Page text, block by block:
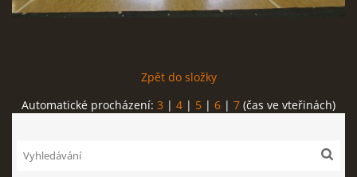
Zpět do složky
Automatické procházení: 3 | 4 | 5 | 6 | 7 (čas ve vteřinách)